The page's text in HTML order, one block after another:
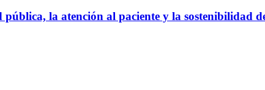
la atención al paciente y la sostenibilidad